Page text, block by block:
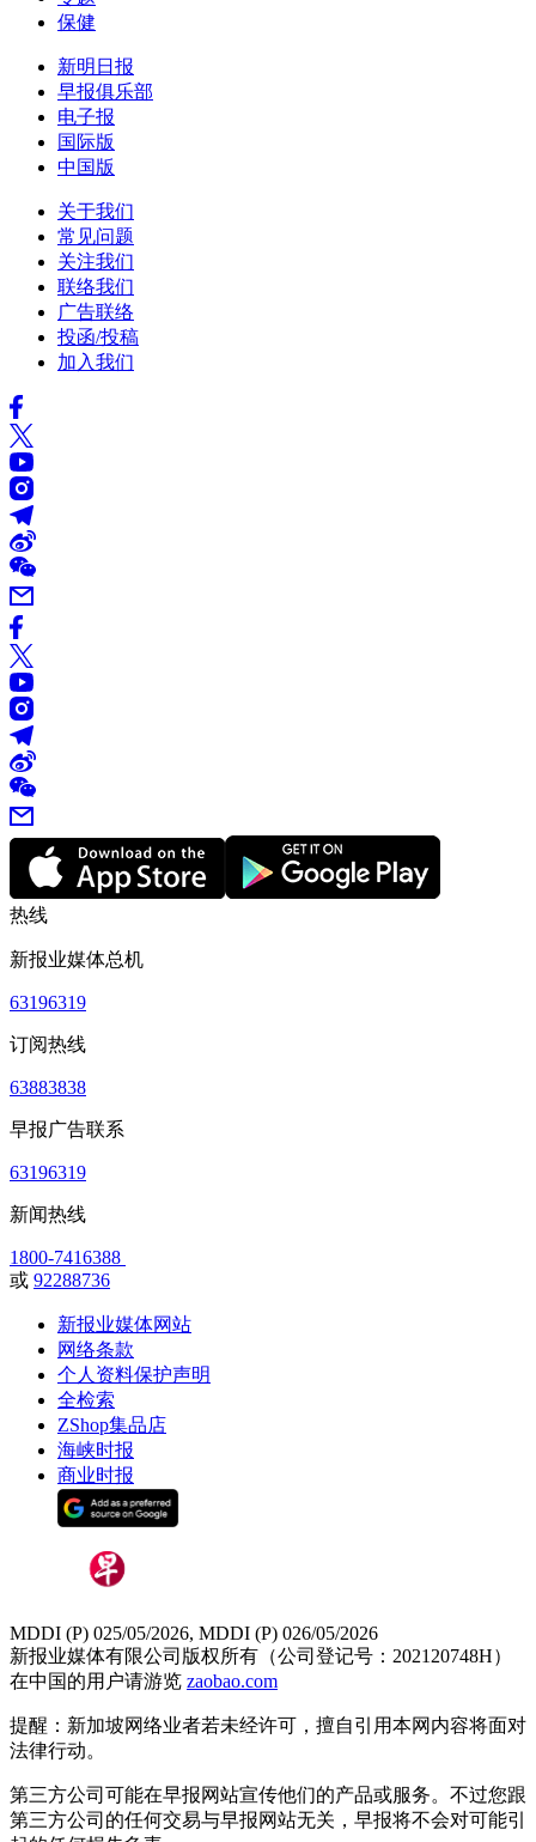
保健
新明日报
早报俱乐部
电子报
国际版
中国版
关于我们
常见问题
关注我们
联络我们
广告联络
投函/投稿
加入我们
热线
新报业媒体总机
63196319
订阅热线
63883838
早报广告联系
63196319
新闻热线
1800-7416388
或 92288736
新报业媒体网站
网络条款
个人资料保护声明
全检索
ZShop集品店
海峡时报
商业时报
MDDI (P) 025/05/2026, MDDI (P) 026/05/2026
新报业媒体有限公司版权所有（公司登记号：202120748H）
在中国的用户请游览 zaobao.com
提醒：新加坡网络业者若未经许可，擅自引用本网内容将面对
法律行动。
第三方公司可能在早报网站宣传他们的产品或服务。不过您跟
第三方公司的任何交易与早报网站无关，早报将不会对可能引